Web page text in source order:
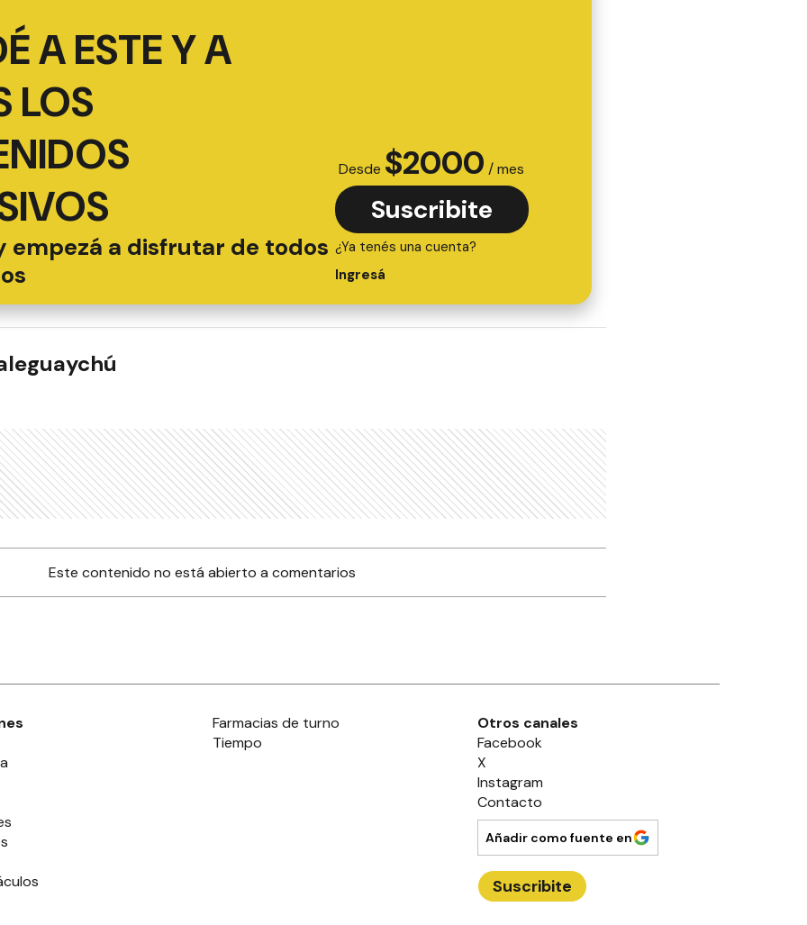
A ESTE Y A
LOS
empezá a disfrutar de todos
Desde $2000 / mes
Suscribite
¿Ya tenés una cuenta?
Ingresá
Este contenido no está abierto a comentarios
Farmacias de turno
Tiempo
Otros canales
Facebook
X
Instagram
Contacto
Añadir como fuente en
Suscribite